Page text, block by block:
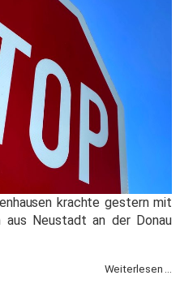
krachte gestern mit
aus Neustadt an der Donau
Weiterlesen ...